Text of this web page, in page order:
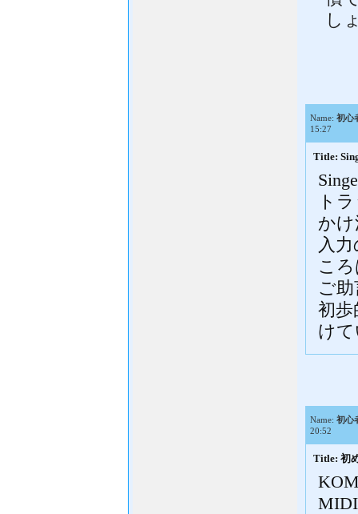
し
Name: 初心
15:27
Title:
ト
か
入
こ
ご
初
け
Name: 初心
20:52
Title: 初